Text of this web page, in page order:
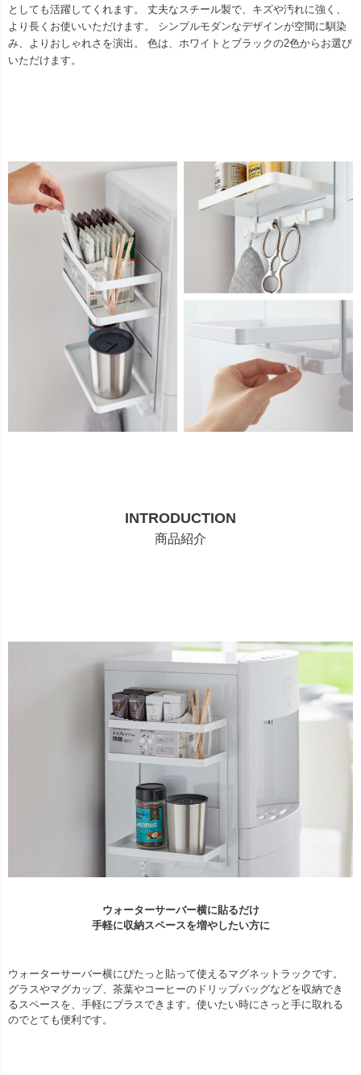
としても活躍してくれます。 丈夫なスチール製で、キズや汚れに強く、
より長くお使いいただけます。 シンプルモダンなデザインが空間に馴染
み、よりおしゃれさを演出。 色は、ホワイトとブラックの2色からお選び
いただけます。
INTRODUCTION
商品紹介
ウォーターサーバー横に貼るだけ
手軽に収納スペースを増やしたい方に
ウォーターサーバー横にぴたっと貼って使えるマグネットラックです。
グラスやマグカップ、茶葉やコーヒーのドリップバッグなどを収納でき
るスペースを、手軽にプラスできます。使いたい時にさっと手に取れる
のでとても便利です。